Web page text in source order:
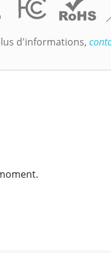
d'informations,